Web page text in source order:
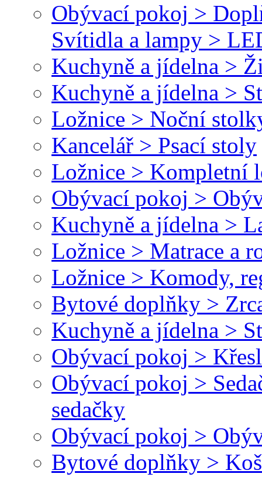
Obývací pokoj >
Svítidla a lampy >
Kuchyně a jídelna >
Kuchyně a jídelna >
Ložnice > Noční
Kancelář > Psací stoly
Ložnice > Kompletní
Obývací pokoj >
Kuchyně a jídelna >
Ložnice > Matrace a
Ložnice > Komody,
Bytové doplňky >
Kuchyně a jídelna >
Obývací pokoj >
Obývací pokoj >
sedačky
Obývací pokoj >
Bytové doplňky >